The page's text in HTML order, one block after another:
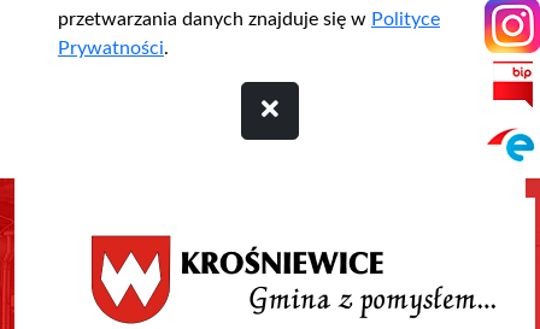
przetwarzania danych znajduje się w Polityce
Prywatności.